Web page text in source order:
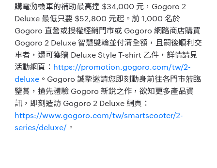
購電動機車的補助最高達 $34,000 元，Gogoro 2
Deluxe 最低只要 $52,800 元起。前 1,000 名於
Gogoro 直營或授權經銷門市或 Gogoro 網路商店購買
Gogoro 2 Deluxe 智慧雙輪並付清全額，且嗣後順利交
車者，還可獲贈 Deluxe Style T-shirt 乙件，詳情請見
活動網頁： https://promotion.gogoro.com/tw/2-
deluxe 。Gogoro 誠摯邀請您即刻動身前往各門市蒞臨
鑒賞，搶先體驗 Gogoro 新銳之作，欲知更多產品資
訊，即刻造訪 Gogoro 2 Deluxe 網頁：
https://www.gogoro.com/tw/smartscooter/2-
series/deluxe/ 。